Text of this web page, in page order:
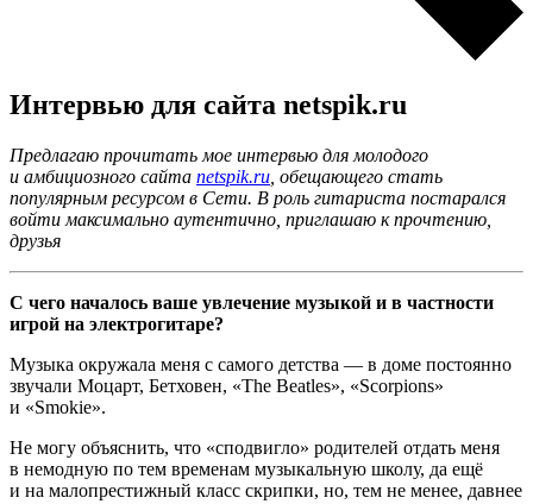
Интервью для сайта netspik.ru
Предлагаю прочитать мое интервью для молодого
и амбициозного сайта netspik.ru , обещающего стать
популярным ресурсом в Сети. В роль гитариста постарался
войти максимально аутентично, приглашаю к прочтению,
друзья
С чего началось ваше увлечение музыкой и в частности
игрой на электрогитаре?
Музыка окружала меня с самого детства — в доме постоянно
звучали Моцарт, Бетховен, «The Beatles», «Scorpions»
и «Smokie».
Не могу объяснить, что «сподвигло» родителей отдать меня
в немодную по тем временам музыкальную школу, да ещё
и на малопрестижный класс скрипки, но, тем не менее, давнее